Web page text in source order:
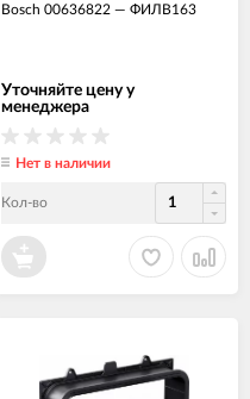
Bosch 00636822 — ФИЛВ163
Уточняйте цену у
менеджера
Нет в наличии
Кол-во